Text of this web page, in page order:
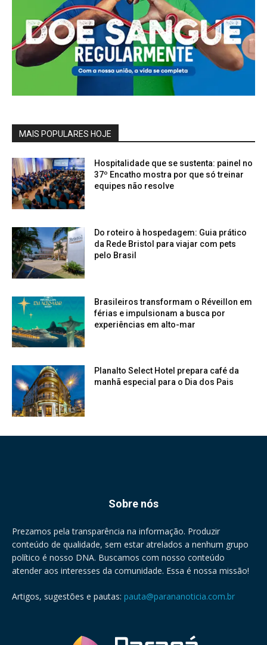
MAIS POPULARES HOJE
Hospitalidade que se sustenta: painel no
37º Encatho mostra por que só treinar
equipes não resolve
Do roteiro à hospedagem: Guia prático
da Rede Bristol para viajar com pets
pelo Brasil
Brasileiros transformam o Réveillon em
férias e impulsionam a busca por
experiências em alto-mar
Planalto Select Hotel prepara café da
manhã especial para o Dia dos Pais
Sobre nós
Prezamos pela transparência na informação. Produzir
conteúdo de qualidade, sem estar atrelados a nenhum grupo
político é nosso DNA. Buscamos com nosso conteúdo
atender aos interesses da comunidade. Essa é nossa missão!
Artigos, sugestões e pautas: pauta@parananoticia.com.br